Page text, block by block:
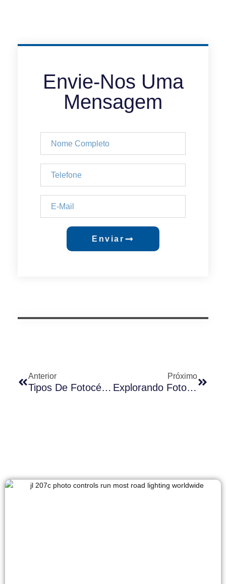
Envie-Nos Uma
Mensagem
Enviar
Anterior
Tipos De Fotocélulas, Principais Vantagens E Guia De Seleção
Próximo
Explorando Fotocélulas De Junção Longa: Tipos, Características E Suas Diversas Aplicações Na Iluminação Moderna